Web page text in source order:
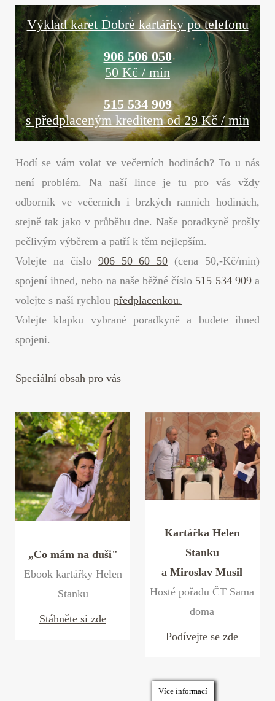
Výklad karet Dobré kartářky po telefonu
906 506 050
50 Kč / min
515 534 909
s předplaceným kreditem od 29 Kč / min
Hodí se vám volat ve večerních hodinách? To u nás
není problém. Na naší lince je tu pro vás vždy
odborník ve večerních i brzkých ranních hodinách,
stejně tak jako v průběhu dne. Naše poradkyně prošly
pečlivým výběrem a patří k těm nejlepším.
Volejte na číslo 906 50 60 50 (cena 50,-Kč/min)
spojení ihned, nebo na naše běžné číslo 515 534 909a
volejte s naší rychlou předplacenkou.
Volejte klapku vybrané poradkyně a budete ihned
spojeni.
Speciální obsah pro vás
„Co mám na duši"
Ebook kartářky Helen
Stanku
Stáhněte si zde
Kartářka Helen
Stanku
a Miroslav Musil
Hosté pořadu ČT Sama
doma
Podívejte se zde
Více informací